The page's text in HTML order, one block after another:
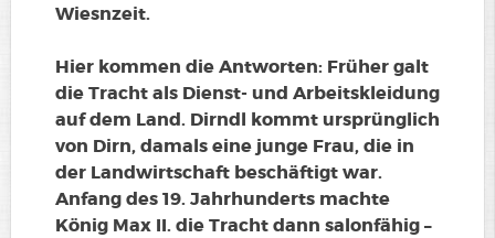
Wiesnzeit.
Hier kommen die Antworten: Früher galt
die Tracht als Dienst- und Arbeitskleidung
auf dem Land. Dirndl kommt ursprünglich
von Dirn, damals eine junge Frau, die in
der Landwirtschaft beschäftigt war.
Anfang des 19. Jahrhunderts machte
König Max II. die Tracht dann salonfähig –